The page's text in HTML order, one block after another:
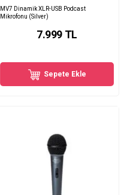
MV7 Dinamik XLR-USB Podcast
Mikrofonu (Silver)
7.999 TL
Sepete Ekle